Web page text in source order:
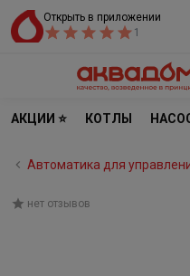
Открыть в приложении
1
АКЦИИ ⭐ КОТЛЫ
Автоматика для
нет отзывов